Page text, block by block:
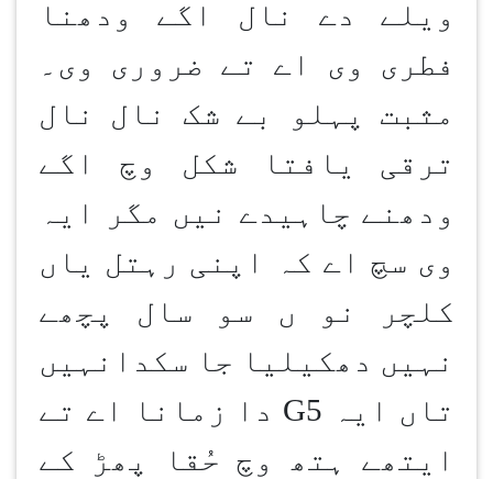
ویلے دے نال اگے ودھنا
فطری وی اے تے ضروری وی۔
مثبت پہلو بے شک نال نال
ترقی یافتا شکل وچ اگے
ودھنے چاہیدے نیں مگر ایہ
وی سچ اے کہ اپنی رہتل یاں
کلچر نو ں سو سال پچھے
نہیں دھکیلیا جا سکدانہیں
تاں ایہ 5
G دا زمانا اے تے
ایتھے ہتھ وچ حُقا پھڑ کے